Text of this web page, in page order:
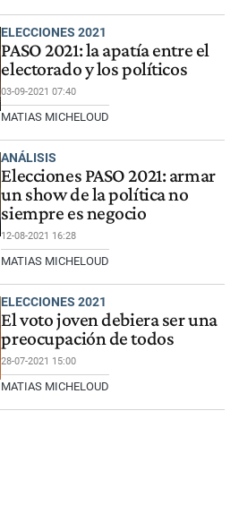
ELECCIONES 2021
PASO 2021: la apatía entre el
electorado y los políticos
03-09-2021 07:40
MATIAS MICHELOUD
ANÁLISIS
Elecciones PASO 2021: armar
un show de la política no
siempre es negocio
12-08-2021 16:28
MATIAS MICHELOUD
ELECCIONES 2021
El voto joven debiera ser una
preocupación de todos
28-07-2021 15:00
MATIAS MICHELOUD